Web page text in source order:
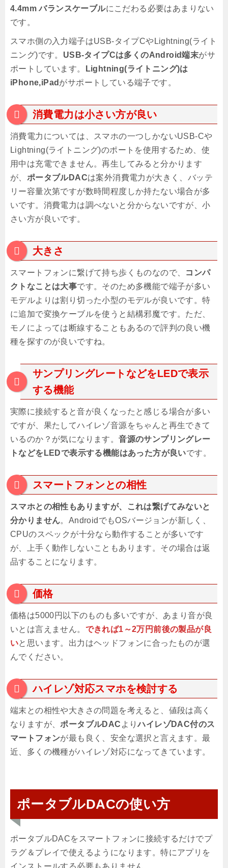
4.4mm バランスケーブルにこだわる必要はあまりない
です。
スマホ側の入力端子はUSB-タイプCやLightning(ライト
ニング)です。 USB-タイプCは多くのAndroid端末がサ
ポートしています。
Lightning(ライトニング)は
iPhone,iPad がサポートしている端子です。
消費電力は小さい方が良い
消費電力については、スマホの一つしかないUSB-Cや
Lightning(ライトニング)のポートを使用するため、使
用中は充電できません。再生してみると分かります
が、 ポータブルDACは案外消費電力が大きく、バッテ
リー容量次第ですが数時間程度しか持たない場合が多
いです。消費電力は調べないと分からないですが、小
さい方が良いです。
大きさ
スマートフォンに繋げて持ち歩くものなので、 コンパ
クトなことは大事です。そのため多機能で端子が多い
モデルよりは割り切った小型のモデルが良いです。特
に追加で変換ケーブルを使うと結構邪魔です。ただ、
モノによっては断線することもあるので評判の良い機
種を探すのが良いですね。
サンプリングレートなどをLEDで表示
する機能
実際に接続すると音が良くなったと感じる場合が多い
ですが、果たしてハイレゾ音源をちゃんと再生できて
いるのか？が気になります。音源のサンプリングレー
トなどをLEDで表示する機能はあった方が良いです。
スマートフォンとの相性
スマホとの相性もありますが、これは繋げてみないと
分かりません。AndroidでもOSバージョンが新しく、
CPUのスペックが十分なら動作することが多いです
が、上手く動作しないこともあります。その場合は返
品することになります。
価格
価格は5000円以下のものも多いですが、あまり音が良
いとは言えません。 できれば1～2万円前後の製品が良
いと思います。出力はヘッドフォンに合ったものが選
んでください。
ハイレゾ対応スマホを検討する
端末との相性や大きさの問題を考えると、値段は高く
なりますが、ポータブルDAC よりハイレゾDAC付のス
マートフォンが最も良く、安全な選択と言えます。最
近、多くの機種がハイレゾ対応になってきています。
ポータブルDACの使い方
ポータブルDACをスマートフォンに接続するだけでプ
ラグ＆プレイで使えるようになります。特にアプリを